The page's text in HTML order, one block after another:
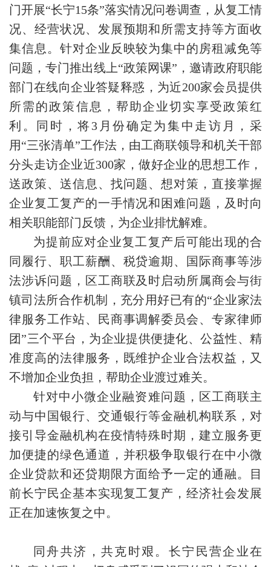
门开展“长宁15条”落实情况问卷调查，从复工情
况、经营状况、发展预期和所需支持等方面收
集信息。针对企业反映较为集中的房租减免等
问题，专门推出线上“政策网课”，邀请政府职能
部门在线向企业答疑释惑，为近200家会员提供
所需的政策信息，帮助企业切实享受政策红
利。同时，将3月份确定为集中走访月，采
用“三张清单”工作法，由工商联领导和机关干部
分头走访企业近300家，做好企业的思想工作，
送政策、送信息、找问题、想对策，直接掌握
企业复工复产的一手情况和困难问题，及时向
相关职能部门反馈，为企业排忧解难。
为提前应对企业复工复产后可能出现的合
同履行、职工薪酬、税贷逾期、国际商事等涉
法涉诉问题，区工商联及时启动所属商会与街
镇司法所合作机制，充分用好已有的“企业家法
律服务工作站、民商事调解委员会、专家律师
团”三个平台，为企业提供便捷化、公益性、精
准度高的法律服务，既维护企业合法权益，又
不增加企业负担，帮助企业渡过难关。
针对中小微企业融资难问题，区工商联主
动与中国银行、交通银行等金融机构联系，对
接引导金融机构在疫情特殊时期，建立服务更
加便捷的绿色通道，并积极争取银行在中小微
企业贷款和还贷期限方面给予一定的通融。目
前长宁民企基本实现复工复产，经济社会发展
正在加速恢复之中。
同舟共济，共克时艰。长宁民营企业在